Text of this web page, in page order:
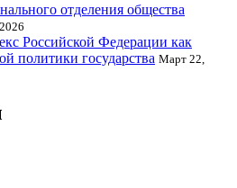
отделения общества
Российской Федерации как
политики государства Март 22,